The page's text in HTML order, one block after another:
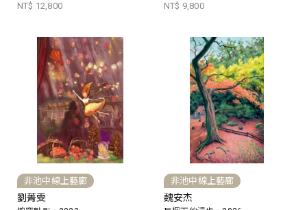
NT$ 12,800 NT$ 9,800
非池中線上藝廊
劉菁雯
非池中線上藝廊
魏安杰